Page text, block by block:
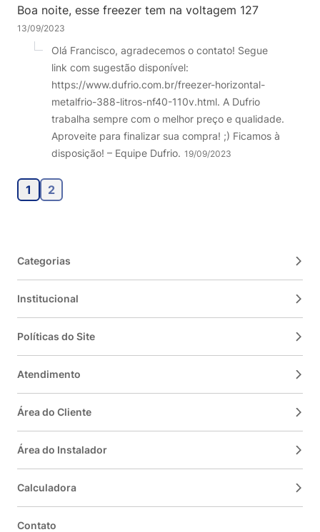
Boa noite, esse freezer tem na voltagem 127
13/09/2023
Olá Francisco, agradecemos o contato! Segue
link com sugestão disponível:
https://www.dufrio.com.br/freezer-horizontal-
metalfrio-388-litros-nf40-110v.html. A Dufrio
trabalha sempre com o melhor preço e qualidade.
Aproveite para finalizar sua compra! ;) Ficamos à
disposição! – Equipe Dufrio. 19/09/2023
1 2
Categorias
Institucional
Políticas do Site
Atendimento
Área do Cliente
Área do Instalador
Calculadora
Contato